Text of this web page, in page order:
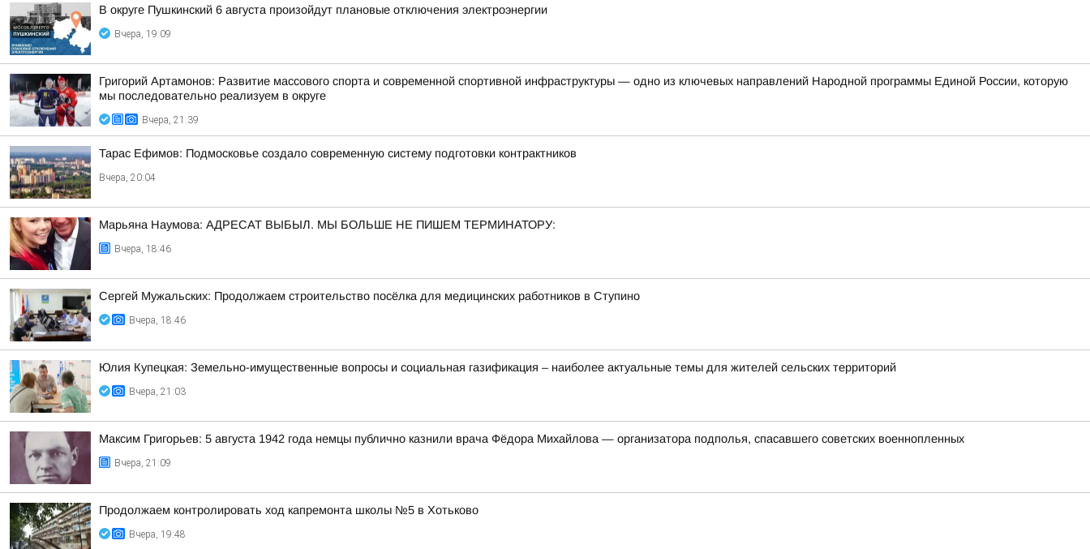
В округе Пушкинский 6 августа произойдут плановые отключения электроэнергии
Вчера, 19:09
Григорий Артамонов: Развитие массового спорта и современной спортивной инфраструктуры — одно из ключевых направлений Народной программы Единой России, которую
мы последовательно реализуем в округе
Вчера, 21:39
Тарас Ефимов: Подмосковье создало современную систему подготовки контрактников
Вчера, 20:04
Марьяна Наумова: АДРЕСАТ ВЫБЫЛ. МЫ БОЛЬШЕ НЕ ПИШЕМ ТЕРМИНАТОРУ:
Вчера, 18:46
Сергей Мужальских: Продолжаем строительство посёлка для медицинских работников в Ступино
Вчера, 18:46
Юлия Купецкая: Земельно-имущественные вопросы и социальная газификация – наиболее актуальные темы для жителей сельских территорий
Вчера, 21:03
Максим Григорьев: 5 августа 1942 года немцы публично казнили врача Фёдора Михайлова — организатора подполья, спасавшего советских военнопленных
Вчера, 21:09
Продолжаем контролировать ход капремонта школы №5 в Хотьково
Вчера, 19:48